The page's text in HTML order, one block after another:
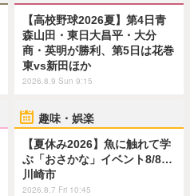
【高校野球2026夏】第4日青
森山田・東日大昌平・大分
商・英明が勝利、第5日は花巻
東vs新田ほか
2026.8.9 Sun 9:15
趣味・娯楽
【夏休み2026】魚に触れて学
ぶ「おさかな」イベント8/8…
川崎市
2026.8.7 Fri 10:45